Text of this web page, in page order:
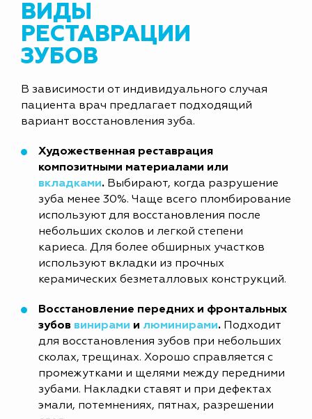
ВИДЫ
РЕСТАВРАЦИИ
ЗУБОВ
В зависимости от индивидуального случая
пациента врач предлагает подходящий
вариант восстановления зуба.
Художественная реставрация
композитными материалами или
вкладками. Выбирают, когда разрушение
зуба менее 30%. Чаще всего пломбирование
используют для восстановления после
небольших сколов и легкой степени
кариеса. Для более обширных участков
используют вкладки из прочных
керамических безметалловых конструкций.
Восстановление передних и фронтальных
зубов винирами и люминирами.
Подходит
для восстановления зубов при небольших
сколах, трещинах. Хорошо справляется с
промежутками и щелями между передними
зубами. Накладки ставят и при дефектах
эмали, потемнениях, пятнах, разрешении